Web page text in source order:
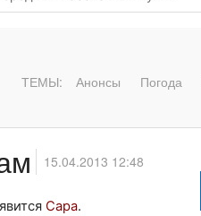
ТЕМЫ: Анонсы Погода
15.04.2013 12:48
Сара.